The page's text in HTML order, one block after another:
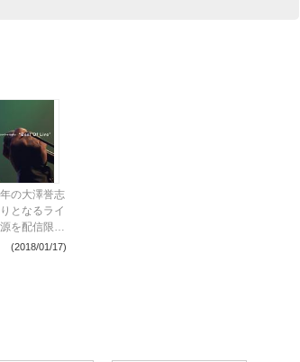
の大澤誉志
となるライ
を配信限定
ムとして先
(2018/01/17)